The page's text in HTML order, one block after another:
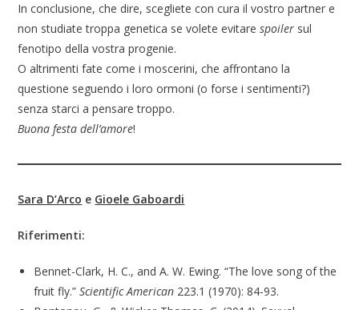
In conclusione, che dire, scegliete con cura il vostro partner e
non studiate troppa genetica se volete evitarespoiler sul
fenotipo della vostra progenie.
O altrimenti fate come i moscerini, che affrontano la
questione seguendo i loro ormoni (o forse i sentimenti?)
senza starci a pensare troppo.
Buona festa dell’amore!
Sara D’Arco e Gioele Gaboardi
Riferimenti:
Bennet-Clark, H. C., and A. W. Ewing. “The love song of the
fruit fly.”Scientific American 223.1 (1970): 84-93.